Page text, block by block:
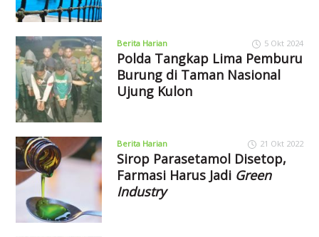
Berita Harian 5 Okt 2024
Polda Tangkap Lima Pemburu
Burung di Taman Nasional
Ujung Kulon
Berita Harian 21 Okt 2022
Sirop Parasetamol Disetop,
Farmasi Harus Jadi Green
Industry